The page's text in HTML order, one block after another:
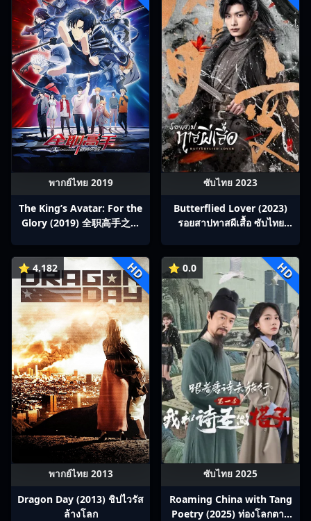
พากย์ไทย 2019
The King’s Avatar: For the
Glory (2019) 全职高手之巅
ซับไทย 2023
Butterflied Lover (2023)
รอยสาปทาสผีเสื้อ ซับไทย
⭐ 4.182 HD
พากย์ไทย 2013
Dragon Day (2013) ชิปไวรัส
ล้างโลก
⭐ 0.0 HD
ซับไทย 2025
Roaming China with Tang
Poetry (2025) ท่องโลกตาม